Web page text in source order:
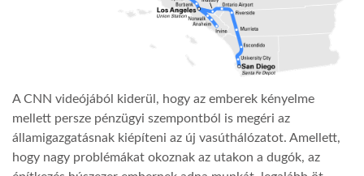
A CNN videójából kiderül, hogy az emberek kényelme
mellett persze pénzügyi szempontból is megéri az
államigazgatásnak kiépíteni az új vasúthálózatot. Amellett,
hogy nagy problémákat okoznak az utakon a dugók, az